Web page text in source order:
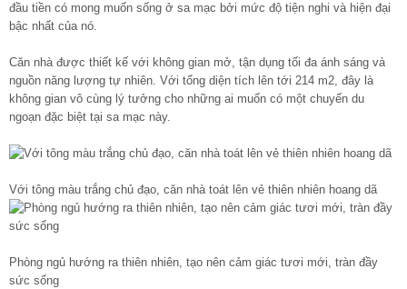
đầu tiền có mong muốn sống ở sa mạc bởi mức độ tiện nghi và hiện đại
bậc nhất của nó.
Căn nhà được thiết kế với không gian mở, tận dụng tối đa ánh sáng và
nguồn năng lượng tự nhiên. Với tổng diện tích lên tới 214 m2, đây là
không gian vô cùng lý tưởng cho những ai muốn có một chuyến du
ngoạn đặc biệt tại sa mạc này.
Với tông màu trắng chủ đạo, căn nhà toát lên vẻ thiên nhiên hoang dã
Phòng ngủ hướng ra thiên nhiên, tạo nên cảm giác tươi mới, tràn đầy
sức sống